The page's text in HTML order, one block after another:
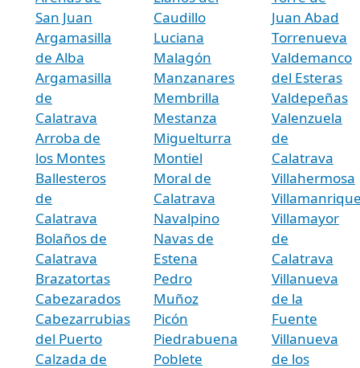
San Juan
Argamasilla
de Alba
Argamasilla
de
Calatrava
Arroba de
los Montes
Ballesteros
de
Calatrava
Bolaños de
Calatrava
Brazatortas
Cabezarados
Cabezarrubias
del Puerto
Calzada de
Caudillo
Luciana
Malagón
Manzanares
Membrilla
Mestanza
Miguelturra
Montiel
Moral de
Calatrava
Navalpino
Navas de
Estena
Pedro
Muñoz
Picón
Piedrabuena
Poblete
Juan Abad
Torrenueva
Valdemanco
del Esteras
Valdepeñas
Valenzuela
de
Calatrava
Villahermosa
Villamayor
de
Calatrava
Villanueva
de la
Fuente
Villanueva
de los